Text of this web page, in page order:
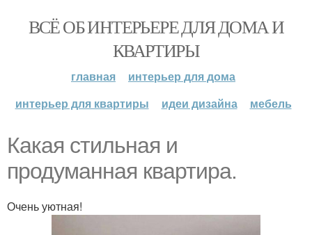
ВСЁ ОБ ИНТЕРЬЕРЕ ДЛЯ ДОМА И
КВАРТИРЫ
главная
интерьер для дома
интерьер для квартиры
идеи дизайна мебель
Какая стильная и
продуманная квартира.
Очень уютная!